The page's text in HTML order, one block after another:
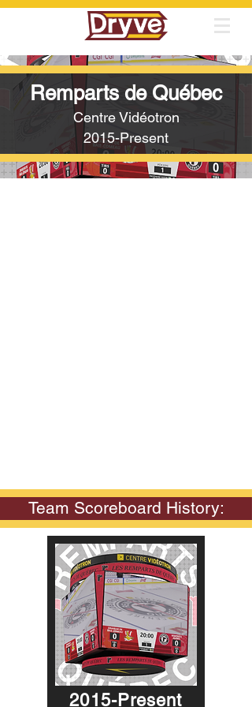
Remparts de Québec
Centre Vidéotron
2015-Present
Team Scoreboard History:
2015-Present